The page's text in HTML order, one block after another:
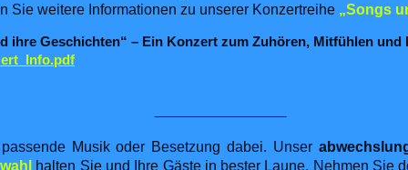
Sie weitere Informationen zu unserer Konzertreihe „Songs
ihre Geschichten“ – Ein Konzert zum Zuhören, Mitfühlen
Musik oder Besetzung dabei. Unser
halten Sie und Ihre Gäste in bester Laune. Nehmen Sie